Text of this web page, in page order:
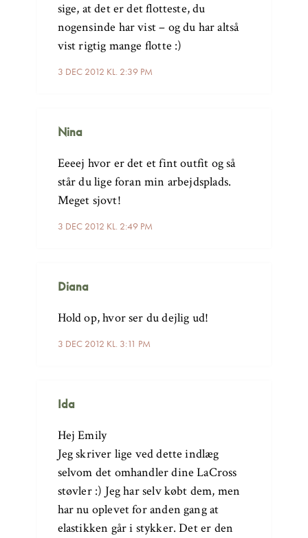
3 DEC 2012 KL. 2:39 PM
sige, at det er det flotteste, du
nogensinde har vist – og du har altså
vist rigtig mange flotte :)
Nina
3 DEC 2012 KL. 2:49 PM
Eeeej hvor er det et fint outfit og så
står du lige foran min arbejdsplads.
Meget sjovt!
Diana
3 DEC 2012 KL. 3:11 PM
Hold op, hvor ser du dejlig ud!
Ida
Hej Emily
Jeg skriver lige ved dette indlæg
selvom det omhandler dine LaCross
støvler :) Jeg har selv købt dem, men
har nu oplevet for anden gang at
elastikken går i stykker. Det er den